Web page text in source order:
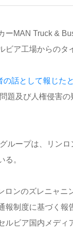
ーMAN Truck &
ビア工場からのタ
の話として報じた
題及び人権侵害
ループは、リン
。
ロンのズレニャニ
制度に基づく報
ビア国内メディ